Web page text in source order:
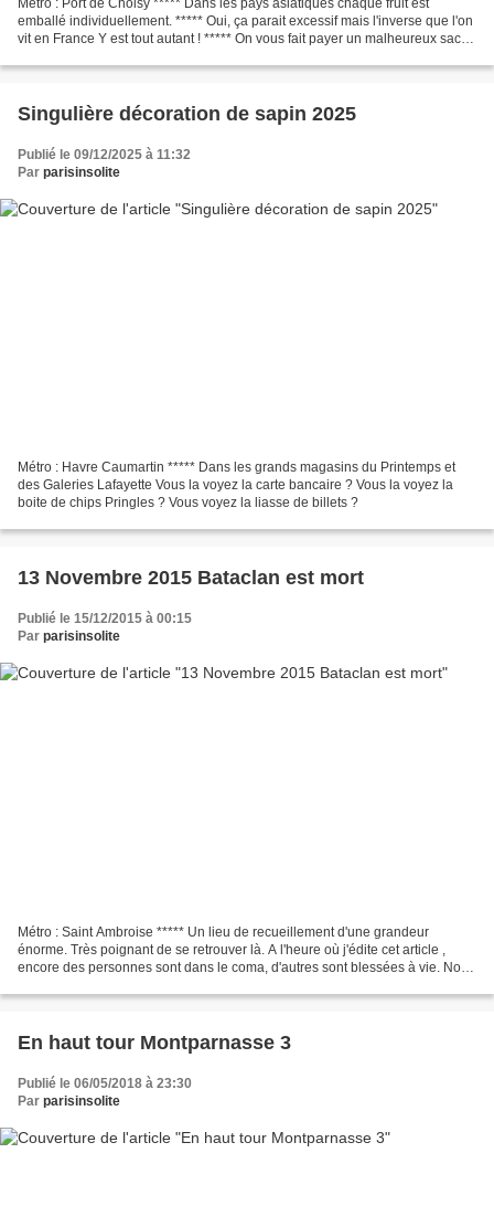
Métro : Port de Choisy ***** Dans les pays asiatiques chaque fruit est
emballé individuellement. ***** Oui, ça parait excessif mais l'inverse que l'on
vit en France Y est tout autant ! ***** On vous fait payer un malheureux sac
Singulière décoration de sapin 2025
Publié le 09/12/2025 à 11:32
Par parisinsolite
Métro : Havre Caumartin ***** Dans les grands magasins du Printemps et
des Galeries Lafayette Vous la voyez la carte bancaire ? Vous la voyez la
boite de chips Pringles ? Vous voyez la liasse de billets ?
13 Novembre 2015 Bataclan est mort
Publié le 15/12/2015 à 00:15
Par parisinsolite
Métro : Saint Ambroise ***** Un lieu de recueillement d'une grandeur
énorme. Très poignant de se retrouver là. A l'heure où j'édite cet article ,
encore des personnes sont dans le coma, d'autres sont blessées à vie. Nous
En haut tour Montparnasse 3
Publié le 06/05/2018 à 23:30
Par parisinsolite